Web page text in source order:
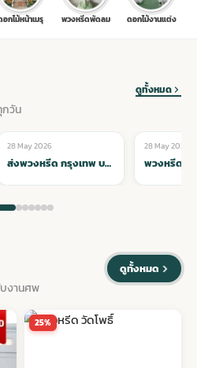
า
อกไม้หน้าเมรุ พวงหรีดพัดลม ดอกไม้งานแต่ง
กวัน
ดูทั้งหมด
🌸 ดอกไม้หน้าเมรุ
28 May 2026
ส่งพวงหรีด กรุงเทพ บริการจัดส่งทั่วทุกเขต ตรงเวลา น่าเชื่อถือ
🌸 ดอกไม้หน้าเ
28 May 2026
งานศพ
ดูทั้งหมด
25%